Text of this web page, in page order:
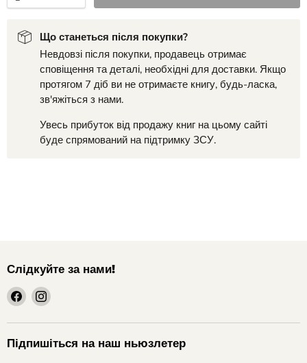
Що станеться після покупки?
Невдовзі після покупки, продавець отримає
сповіщення та деталі, необхідні для доставки. Якщо
протягом 7 діб ви не отримаєте книгу, будь-ласка,
зв'яжіться з нами.
Увесь прибуток від продажу книг на цьому сайті
буде спрямований на підтримку ЗСУ.
Слідкуйте за нами!
шукайте
нас
на
Facebook
шукайте
на
Instagram
Підпишіться на наш ньюзлетер